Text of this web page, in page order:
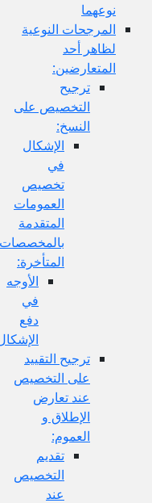
المرجحات النوعية
لظاهر أحد
المتعارضين:
ترجيح
التخصيص على
الإشكال
تخصيص
العمومات
المتقدمة
بالمخصصات
المتأخرة:
الأوجه
الإشكال:
ترجيح التقييد
على التخصيص
عند تعارض
الإطلاق و
العموم:
تقديم
التخصيص